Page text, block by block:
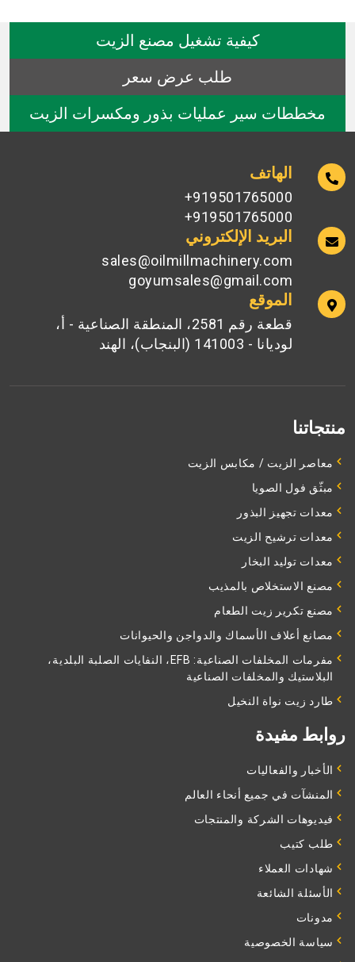
كيفية تشغيل مصنع الزيت
طلب عرض سعر
مخططات سير عمليات بذور ومكسرات الزيت
الهاتف
919501765000+
919501765000+
البريد الإلكتروني
sales@oilmillmachinery.com
goyumsales@gmail.com
الموقع
قطعة رقم 2581، المنطقة الصناعية - أ،
لوديانا - 141003 (البنجاب)، الهند
منتجاتنا
معاصر الزيت / مكابس الزيت
مبثّق فول الصويا
معدات تجهيز البذور
معدات ترشيح الزيت
معدات توليد البخار
مصنع الاستخلاص بالمذيب
مصنع تكرير زيت الطعام
مصانع أعلاف الأسماك والدواجن والحيوانات
مفرمات المخلفات الصناعية: EFB، النفايات الصلبة البلدية،
البلاستيك والمخلفات الصناعية
طارد زيت نواة النخيل
روابط مفيدة
الأخبار والفعاليات
المنشآت في جميع أنحاء العالم
فيديوهات الشركة والمنتجات
طلب كتيب
شهادات العملاء
الأسئلة الشائعة
مدونات
سياسة الخصوصية